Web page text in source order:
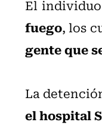
El
fuego, los
gente que
La
el hospital